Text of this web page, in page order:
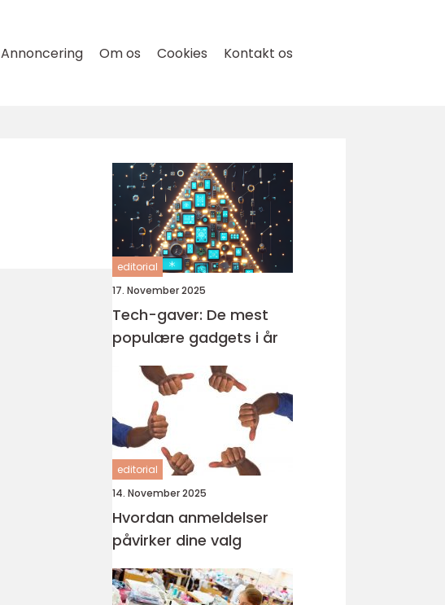
Annoncering Om os Cookies Kontakt os
editorial
17. November 2025
Tech-gaver: De mest
populære gadgets i år
editorial
14. November 2025
Hvordan anmeldelser
påvirker dine valg